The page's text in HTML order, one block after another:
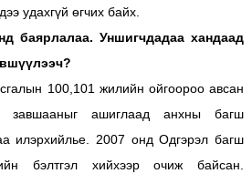
удахгүй өгчих байх.
баярлалаа. Уншигчдадаа хандаад
100,101 жилийн ойгоороо авсан
завшааныг ашиглаад анхны багш
илэрхийлье. 2007 онд Одгэрэл багш
бэлтгэл хийхээр очиж байсан.